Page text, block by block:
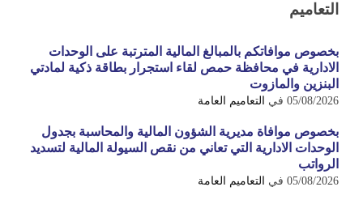
التعاميم
بخصوص موافاتكم بالمبالغ المالية المترتبة على الوحدات
الادارية في محافظة حمص لقاء استجرار بطاقة ذكية لمادتي
البنزين والمازوت
05/08/2026 في التعاميم العامة
بخصوص موافاة مديرية الشؤون المالية والمحاسبة بجدول
الوحدات الادارية التي تعاني من نقص السيولة المالية لتسديد
الرواتب
05/08/2026 في التعاميم العامة